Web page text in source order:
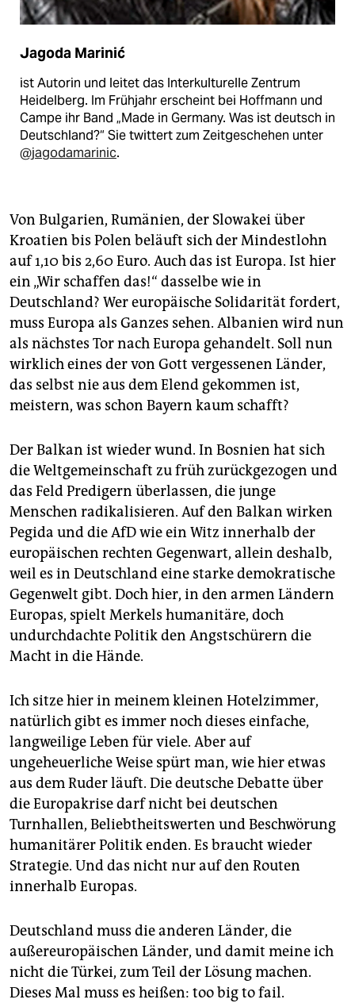
Jagoda Marinić
ist Autorin und leitet das Interkulturelle Zentrum
Heidelberg. Im Frühjahr erscheint bei Hoffmann und
Campe ihr Band „Made in Germany. Was ist deutsch in
Deutschland?“ Sie twittert zum Zeitgeschehen unter
@jagodamarinic.
Von Bulgarien, Rumänien, der Slowakei über
Kroatien bis Polen beläuft sich der Mindestlohn
auf 1,10 bis 2,60 Euro. Auch das ist Europa. Ist hier
ein „Wir schaffen das!“ dasselbe wie in
Deutschland? Wer europäische Solidarität fordert,
muss Europa als Ganzes sehen. Albanien wird nun
als nächstes Tor nach Europa gehandelt. Soll nun
wirklich eines der von Gott vergessenen Länder,
das selbst nie aus dem Elend gekommen ist,
meistern, was schon Bayern kaum schafft?
Der Balkan ist wieder wund. In Bosnien hat sich
die Weltgemeinschaft zu früh zurückgezogen und
das Feld Predigern überlassen, die junge
Menschen radikalisieren. Auf den Balkan wirken
Pegida und die AfD wie ein Witz innerhalb der
europäischen rechten Gegenwart, allein deshalb,
weil es in Deutschland eine starke demokratische
Gegenwelt gibt. Doch hier, in den armen Ländern
Europas, spielt Merkels humanitäre, doch
undurchdachte Politik den Angstschürern die
Macht in die Hände.
Ich sitze hier in meinem kleinen Hotelzimmer,
natürlich gibt es immer noch dieses einfache,
langweilige Leben für viele. Aber auf
ungeheuerliche Weise spürt man, wie hier etwas
aus dem Ruder läuft. Die deutsche Debatte über
die Europakrise darf nicht bei deutschen
Turnhallen, Beliebtheitswerten und Beschwörung
humanitärer Politik enden. Es braucht wieder
Strategie. Und das nicht nur auf den Routen
innerhalb Europas.
Deutschland muss die anderen Länder, die
außereuropäischen Länder, und damit meine ich
nicht die Türkei, zum Teil der Lösung machen.
Dieses Mal muss es heißen: too big to fail.